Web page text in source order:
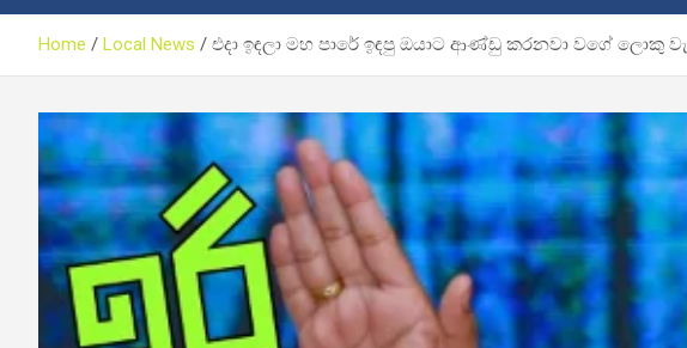
Home Local News එදා ඉඳලා මහ පාරේ ඉඳපු ඔයාට ආණ්ඩු කරනවා වගේ ලොකු